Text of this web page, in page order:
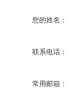
您的姓名：
联系电话：
常用邮箱：